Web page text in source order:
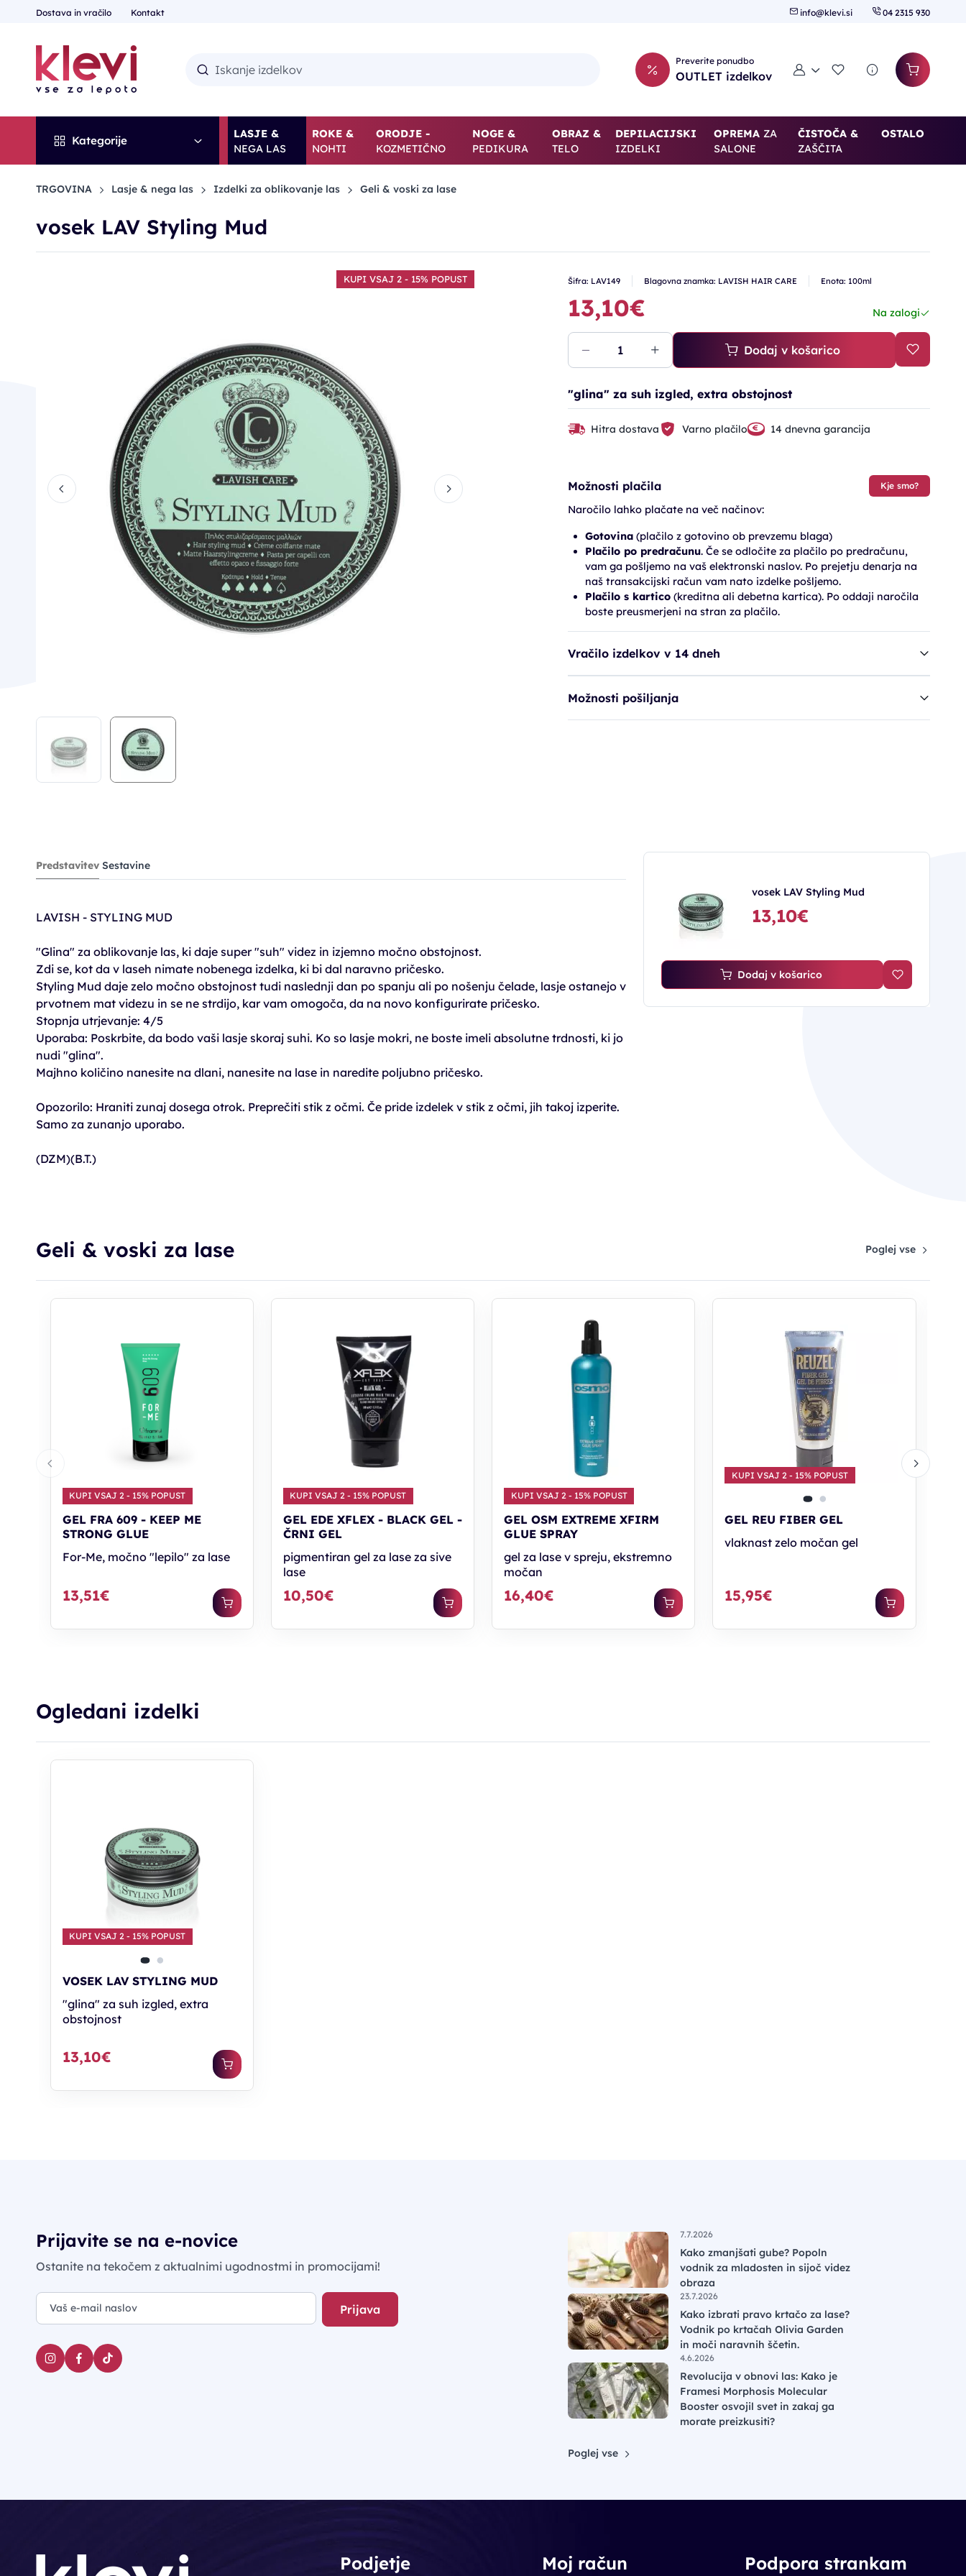
Dostava in vračilo Kontakt info@klevi.si 04 2315 930
Preverite ponudbo
OUTLET izdelkov Moj računSeznam želja
Kategorije
LASJE &
NEGA LAS
ROKE &
NOHTI
ORODJE -
KOZMETIČNO
NOGE &
PEDIKURA
OBRAZ &
TELO
DEPILACIJSKI
IZDELKI
OPREMAZA
SALONE
ČISTOČA &
ZAŠČITA
OSTALO
TRGOVINA Lasje & nega las Izdelki za oblikovanje las Geli & voski za lase
vosek LAV Styling Mud
KUPI VSAJ 2 - 15% POPUST Šifra: LAV149 Blagovna znamka: LAVISH HAIR CARE Enota: 100ml
13,10€ Na zalogi
Dodaj v košarico
"glina" za suh izgled, extra obstojnost
Hitra dostava Varno plačilo 14 dnevna garancija
Možnosti plačila Kje smo?
Naročilo lahko plačate na več načinov:
Gotovina(plačilo z gotovino ob prevzemu blaga)
Plačilo po predračunu. Če se odločite za plačilo po predračunu,
vam ga pošljemo na vaš elektronski naslov. Po prejetju denarja na
naš transakcijski račun vam nato izdelke pošljemo.
Plačilo s kartico(kreditna ali debetna kartica). Po oddaji naročila
boste preusmerjeni na stran za plačilo.
Vračilo izdelkov v 14 dneh
Možnosti pošiljanja
Predstavitev Sestavine
LAVISH - STYLING MUD
"Glina" za oblikovanje las, ki daje super "suh" videz in izjemno močno obstojnost.
Zdi se, kot da v laseh nimate nobenega izdelka, ki bi dal naravno pričesko.
Styling Mud daje zelo močno obstojnost tudi naslednji dan po spanju ali po nošenju čelade, lasje ostanejo v
prvotnem mat videzu in se ne strdijo, kar vam omogoča, da na novo konfigurirate pričesko.
Stopnja utrjevanje: 4/5
Uporaba: Poskrbite, da bodo vaši lasje skoraj suhi. Ko so lasje mokri, ne boste imeli absolutne trdnosti, ki jo
nudi "glina".
Majhno količino nanesite na dlani, nanesite na lase in naredite poljubno pričesko.
Opozorilo: Hraniti zunaj dosega otrok. Preprečiti stik z očmi. Če pride izdelek v stik z očmi, jih takoj izperite.
Samo za zunanjo uporabo.
(DZM)(B.T.)
vosek LAV Styling Mud
13,10€
Dodaj v košarico
Geli & voski za lase Poglej vse
KUPI VSAJ 2 - 15% POPUST
GEL FRA 609 - KEEP ME
STRONG GLUE
For-Me, močno "lepilo" za lase
13,51€
KUPI VSAJ 2 - 15% POPUST
GEL EDE XFLEX - BLACK GEL -
ČRNI GEL
pigmentiran gel za lase za sive
lase
10,50€
KUPI VSAJ 2 - 15% POPUST
GEL OSM EXTREME XFIRM
GLUE SPRAY
gel za lase v spreju, ekstremno
močan
16,40€
KUPI VSAJ 2 - 15% POPUST
GEL REU FIBER GEL
vlaknast zelo močan gel
15,95€
Ogledani izdelki
KUPI VSAJ 2 - 15% POPUST
VOSEK LAV STYLING MUD
"glina" za suh izgled, extra
obstojnost
13,10€
Prijavite se na e-novice
Ostanite na tekočem z aktualnimi ugodnostmi in promocijami!
Prijava
7.7.2026
Kako zmanjšati gube? Popoln
vodnik za mladosten in sijoč videz
obraza
23.7.2026
Kako izbrati pravo krtačo za lase?
Vodnik po krtačah Olivia Garden
in moči naravnih ščetin.
4.6.2026
Revolucija v obnovi las: Kako je
Framesi Morphosis Molecular
Booster osvojil svet in zakaj ga
morate preizkusiti?
Poglej vse
Podjetje Moj račun Podpora strankam